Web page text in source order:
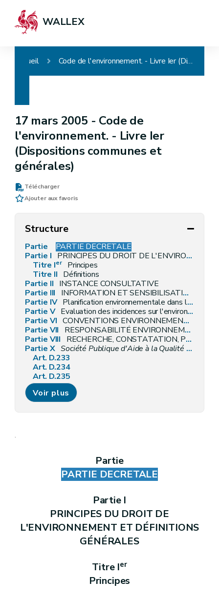
WALLEX
Accueil Code de l'environnement. - Livre Ier (Dispositions communes et générales)
17 mars 2005 - Code de
l'environnement. - Livre Ier
(Dispositions communes et
générales)
Télécharger
Ajouter aux favoris
Structure
Partie
PARTIE DECRETALE
Partie I PRINCIPES DU DROIT DE L'ENVIRONNEMENT ET DÉFINITIONS GÉNÉRALES
Titre Ier
Principes
Titre II Définitions
Partie II INSTANCE CONSULTATIVE
Partie III
INFORMATION ET SENSIBILISATION EN MATIÈRE D'ENVIRONNEMENT [Décret 31.05.2007]
Partie IV Planification environnementale dans le cadre du développement durable
Partie V Evaluation des incidences sur l'environnement
Partie VI CONVENTIONS ENVIRONNEMENTALES [ET DE TRANSITION ÉCOLOGIQUE - décret-programme 17.07.2018]
Partie VII
RESPONSABILITÉ ENVIRONNEMENTALE EN CE QUI CONCERNE LA PRÉVENTION ET LA RÉPARATION DES DOMMAGES ENVIRONNEMENTAUX][ [décret 22.11.2007]
Partie VIII
RECHERCHE, CONSTATATION, POURSUITE, RÉPRESSION ET MESURES DE RÉPARATION DES INFRACTIONS EN MATIÈRE D'ENVIRONNEMENT (
Partie X Société Publique d'Aide à la Qualité de l'Environnement (
Art. D.233
Art. D.234
Art. D.235
Art. D.236
Art. D.237
Art. D.238
Art. D.245
Art. D.246
Art. D.250
Partie REGLEMENTAIRE
Annexe I partie décrétale
Annexe II partie décrétale
Annexe I à XX partie réglementaire
Voir plus
.
Partie
PARTIE DECRETALE
Partie I
PRINCIPES DU DROIT DE
L'ENVIRONNEMENT ET DÉFINITIONS
GÉNÉRALES
Titre Ier
Principes